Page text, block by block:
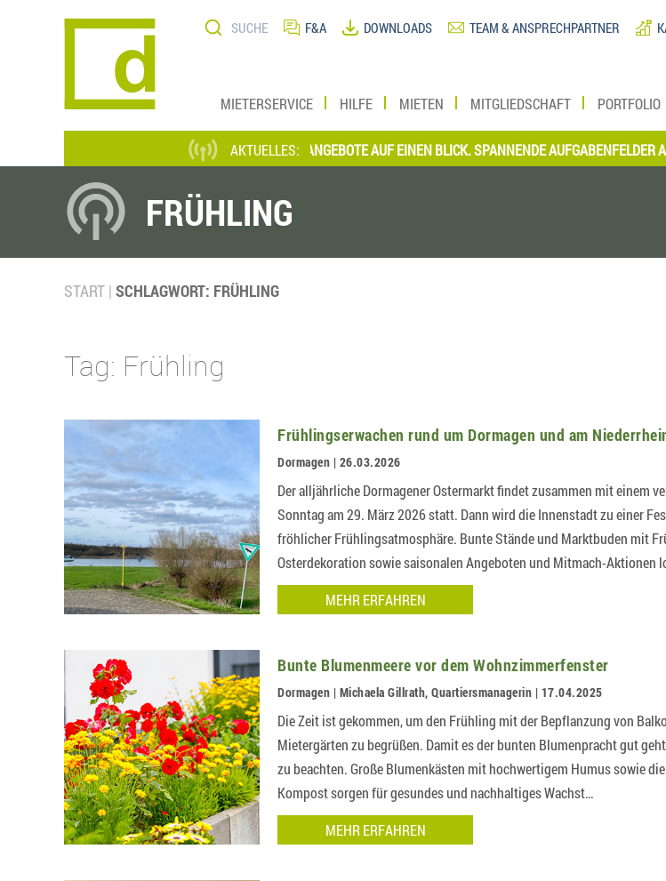
Suche F&A DOWNLOADS TEAM & ANSPRECHPARTNER
MIETERSERVICE HILFE MIETEN MITGLIEDSCHAFT PORTFOLIO
AKTUELLES:
*** AKTUELLE STELLENANGEBOTE AUF EINEN BLICK. SPANNENDE AUFGABENFELDER AUF
FRÜHLING
START SCHLAGWORT: FRÜHLING
Tag: Frühling
Frühlingserwachen rund um Dormagen und am
Dormagen | 26.03.2026
Der alljährliche Dormagener Ostermarkt findet zusammen mit einem
Sonntag am 29. März 2026 statt. Dann wird die Innenstadt zu einer
fröhlicher Frühlingsatmosphäre. Bunte Stände und Marktbuden mit
Osterdekoration sowie saisonalen Angeboten und Mitmach-Aktionen
an….
MEHR ERFAHREN
Bunte Blumenmeere vor dem Wohnzimmerfenster
Dormagen | Michaela Gillrath, Quartiersmanagerin | 17.04.2025
Die Zeit ist gekommen, um den Frühling mit der Bepflanzung von
Mietergärten zu begrüßen. Damit es der bunten Blumenpracht gut
zu beachten. Große Blumenkästen mit hochwertigem Humus sowie
Kompost sorgen für gesundes und nachhaltiges Wachst…
MEHR ERFAHREN